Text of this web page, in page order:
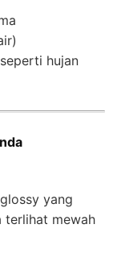
hujan
yang
terlihat mewah